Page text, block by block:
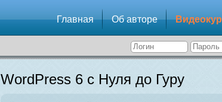
Главная Об авторе
WordPress 6 с Нуля до Гуру